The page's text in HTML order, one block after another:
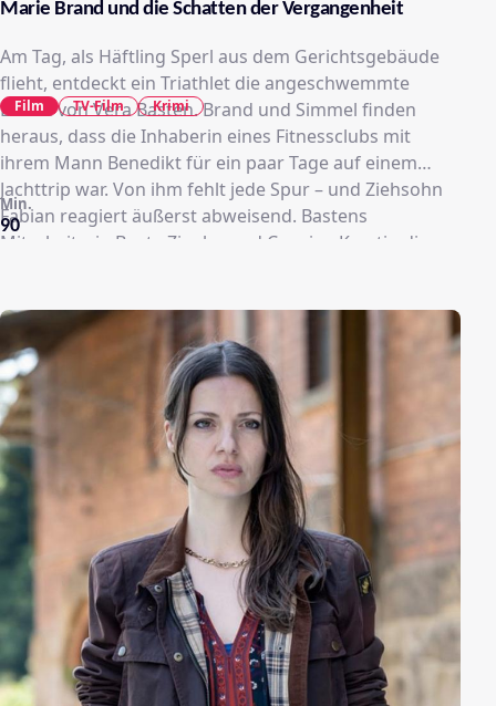
Marie Brand und die Schatten der Vergangenheit
Am Tag, als Häftling Sperl aus dem Gerichtsgebäude
flieht, entdeckt ein Triathlet die angeschwemmte
Leiche von Vera Basten. Brand und Simmel finden
heraus, dass die Inhaberin eines Fitnessclubs mit
ihrem Mann Benedikt für ein paar Tage auf einem
Jachttrip war. Von ihm fehlt jede Spur – und Ziehsohn
Fabian reagiert äußerst abweisend. Bastens
Mitarbeiterin Beate Ziegler und Cousine Kerstin die
Sperl will Brand tot sehen…
90
Min.
Film TV-Film Krimi